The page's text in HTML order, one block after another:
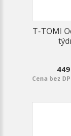
T-TOMI
Cena bez